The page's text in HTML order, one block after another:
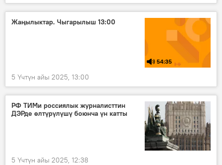
тарых
Жаңылыктар. Чыгарылыш 13:00
54:35
5 Үчтүн айы 2025, 13:00
РФ ТИМи россиялык журналисттин
ДЭРде өлтүрүлүшү боюнча үн катты
5 Үчтүн айы 2025, 12:38